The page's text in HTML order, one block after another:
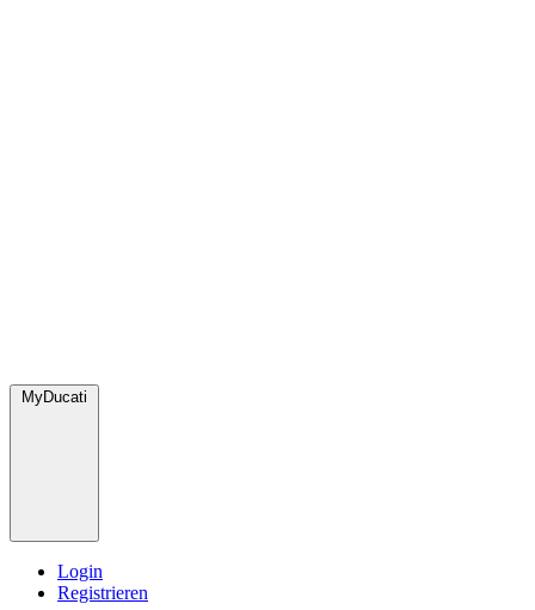
MyDucati
Login
Registrieren